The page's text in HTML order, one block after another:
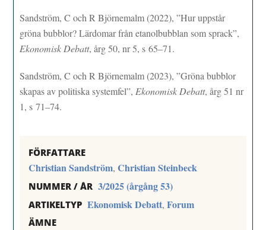
Sandström, C och R Björnemalm (2022), ”Hur uppstår
gröna bubblor? Lärdomar från etanolbubblan som sprack”,
Ekonomisk Debatt, årg 50, nr 5, s 65–71.
Sandström, C och R Björnemalm (2023), ”Gröna bubblor
skapas av politiska systemfel”,Ekonomisk Debatt, årg 51 nr
1, s 71–74.
FÖRFATTARE
Christian Sandström,Christian Steinbeck
NUMMER / ÅR 3/2025 (årgång 53)
ARTIKELTYP Ekonomisk Debatt,Forum
ÄMNE